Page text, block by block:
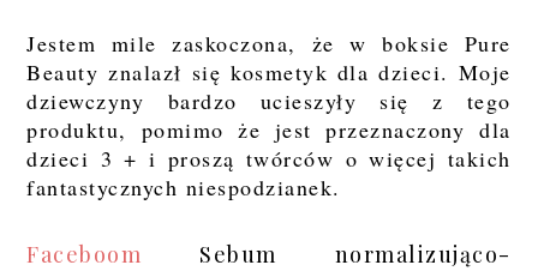
Jestem mile zaskoczona, że w boksie Pure
Beauty znalazł się kosmetyk dla dzieci. Moje
dziewczyny bardzo ucieszyły się z tego
produktu, pomimo że jest przeznaczony dla
dzieci 3 + i proszą twórców o więcej takich
fantastycznych niespodzianek.
Faceboom Sebum normalizująco-